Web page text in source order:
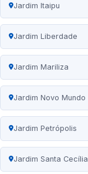
Jardim Itaipu
Jardim Liberdade
Jardim Mariliza
Jardim Novo Mundo
Jardim Petrópolis
Jardim Santa Cecília